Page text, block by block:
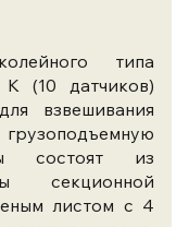
типа
К (10 датчиков)
взвешивания
состоят из
секционной
листом с 4